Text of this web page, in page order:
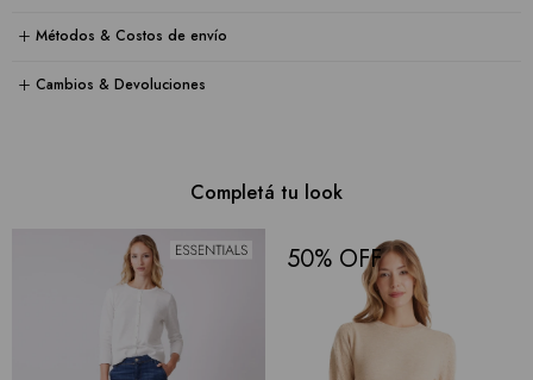
Métodos & Costos de envío
Cambios & Devoluciones
Completá tu look
50